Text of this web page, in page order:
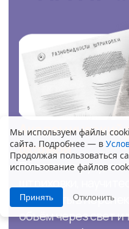
Нигде не училась,
получится.
Во время обучения
заказы.Сейчас рисует на
портреты, животных,
одну работу от 3000 до
Мы используем файлы
сайта. Подробнее — в
Продолжая пользоваться
использование файлов
Принять Отклонить